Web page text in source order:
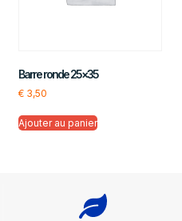
Barre ronde 25×35
€3,50
Ajouter au panier